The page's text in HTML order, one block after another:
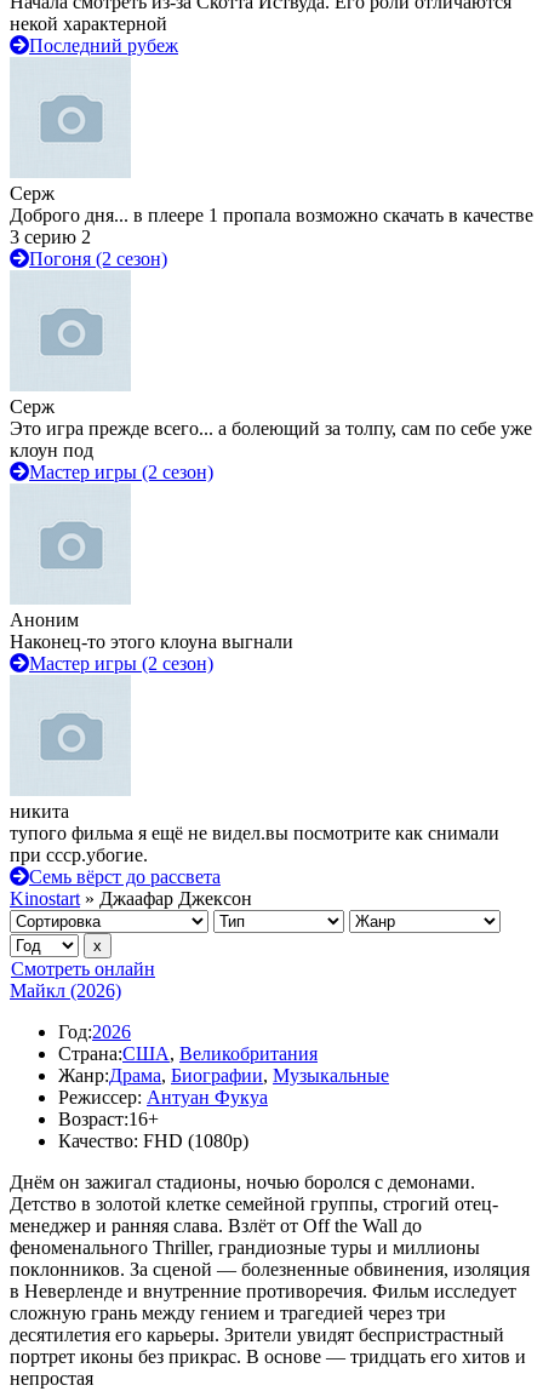
некой характерной
Последний рубеж
Серж
Доброго дня... в плеере 1 пропала возможно скачать в качестве
3 серию 2
Погоня (2 сезон)
Серж
Это игра прежде всего... а болеющий за толпу, сам по себе уже
клоун под
Мастер игры (2 сезон)
Аноним
Наконец-то этого клоуна выгнали
Мастер игры (2 сезон)
никита
тупого фильма я ещё не видел.вы посмотрите как снимали
при ссср.убогие.
Семь вёрст до рассвета
Kinostart » Джаафар Джексон
Смотреть онлайн
Майкл (2026)
Год:2026
Страна:США, Великобритания
Жанр:Драма, Биографии, Музыкальные
Режиссер: Антуан Фукуа
Возраст:16+
Качество: FHD (1080p)
Днём он зажигал стадионы, ночью боролся с демонами.
Детство в золотой клетке семейной группы, строгий отец-
менеджер и ранняя слава. Взлёт от Off the Wall до
феноменального Thriller, грандиозные туры и миллионы
поклонников. За сценой — болезненные обвинения, изоляция
в Неверленде и внутренние противоречия. Фильм исследует
сложную грань между гением и трагедией через три
десятилетия его карьеры. Зрители увидят беспристрастный
портрет иконы без прикрас. В основе — тридцать его хитов и
непростая